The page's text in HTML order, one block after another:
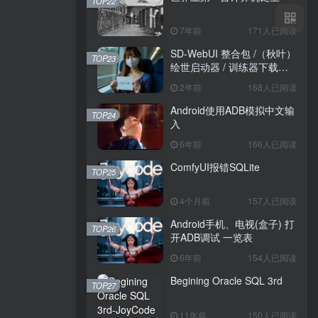
7年前 171人已阅读
SD-WebUI 整合包 /（秋叶）
绘世启动器 / 训练器下载导
2年前 168人已阅读
TOP23
Android使用ADB模拟中文输
入
6年前 166人已阅读
TOP24
ComfyUI报错SQLite
4个月前 157人已阅读
TOP25
Android手机、电视(盒子) 打
开ADB调试 一览表
6年前 154人已阅读
TOP26
Begining Oracle SQL 3rd
11年前 150人已阅读
TOP27